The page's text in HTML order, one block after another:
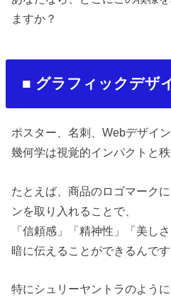
ますか？
■ グラフィックデザ
ポスター、名刺、Webデザイ
幾何学は視覚的インパクトと
たとえば、商品のロゴマーク
ンを取り入れることで、
「信頼感」「精神性」「美し
暗に伝えることができるんです
特にシュリーヤントラのよう